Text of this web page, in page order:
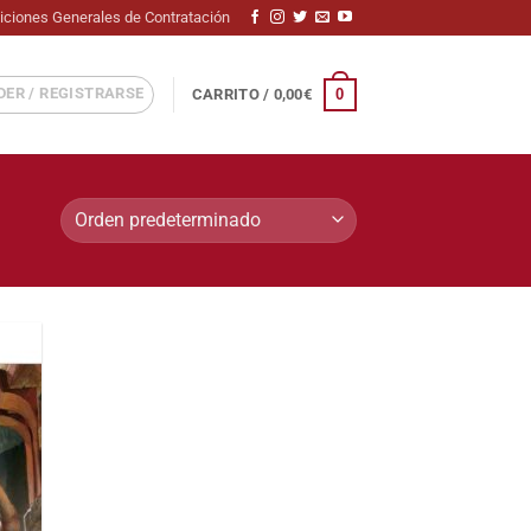
Generales de Contratación
/ REGISTRARSE CARRITO / 0,00€ 0